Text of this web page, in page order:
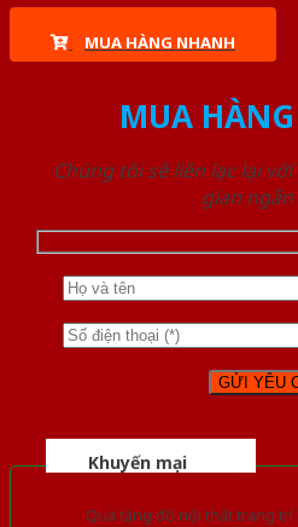
MUA HÀNG NHANH
MUA
Chúng tôi sẽ liên lạc lại
gian
Khuyến mại
Quà tặng đồ nội thất trang trí